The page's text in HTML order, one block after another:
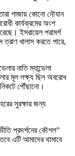
গাজায় কোনো নৌযান
কার্যক্রমের অংশ
ইসরায়েল পরামর্শ
ত্রাণ খালাস করতে পারে,
নাতি ম্যান্ডেলা
মূল লক্ষ্য ছিল অবরোধ
নিকটে পৌঁছানো।
সুরক্ষার জন্য
প্রদর্শনের কৌশল”
এটি আমাদের থামাবে